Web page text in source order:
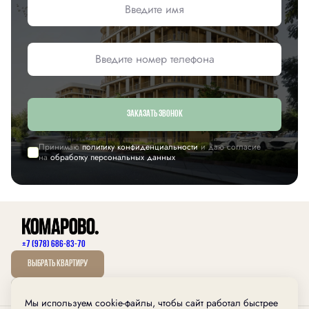
Заказать звонок
Принимаюполитику конфиденциальностии даю согласие
наобработку персональных данных
+7 (978) 686-83-70
Выбрать квартиру
Мы используем cookie-файлы, чтобы сайт работал быстрее